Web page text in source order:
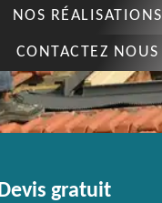
NOS RÉALISATIONS
CONTACTEZ NOUS
Devis gratuit